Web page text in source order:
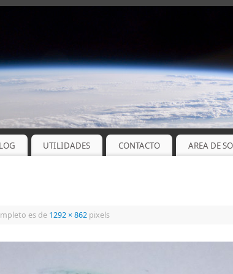
UTILIDADES CONTACTO AREA DE
es de 1292 × 862 pixels